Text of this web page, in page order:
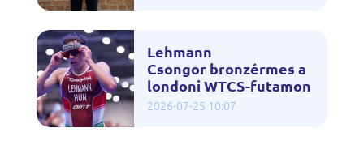
Lehmann
Csongor bronzérmes a
londoni WTCS-futamon
2026-07-25 10:07